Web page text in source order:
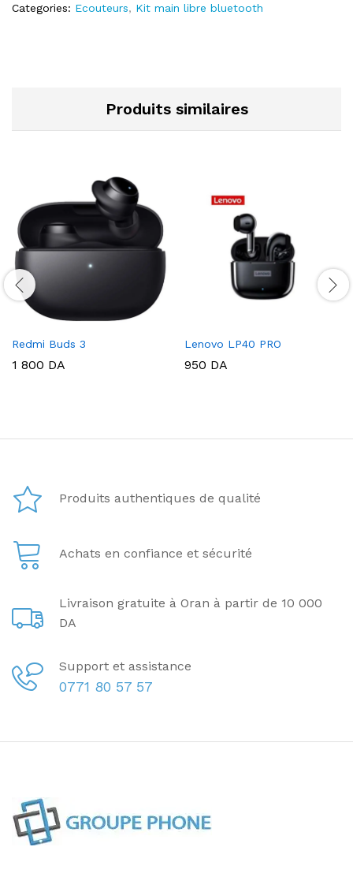
Categories: Ecouteurs, Kit main libre bluetooth
Produits similaires
Redmi Buds 3
1 800 DA
Lenovo LP40 PRO
950 DA
Produits authentiques de qualité
Achats en confiance et sécurité
Livraison gratuite à Oran à partir de 10 000
DA
Support et assistance
0771 80 57 57